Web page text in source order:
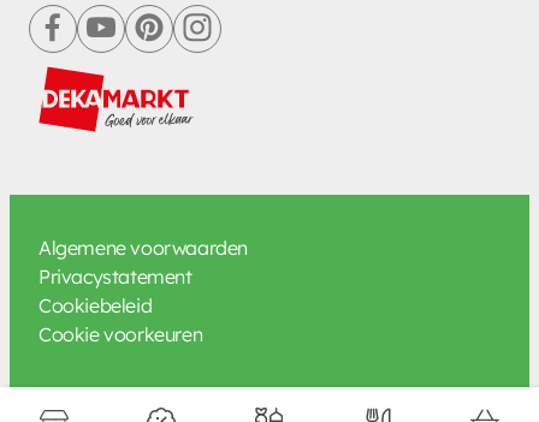
facebookyoutubepinterestinstagram
Algemene voorwaarden
Privacystatement
Cookiebeleid
Cookie voorkeuren